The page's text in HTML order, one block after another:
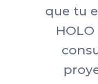
que tu